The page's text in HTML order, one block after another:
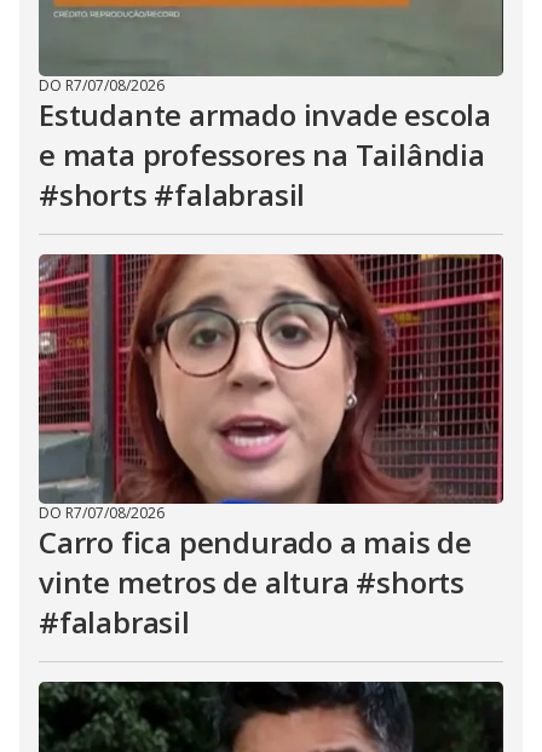
DO R7/07/08/2026
Estudante armado invade escola
e mata professores na Tailândia
#shorts #falabrasil
DO R7/07/08/2026
Carro fica pendurado a mais de
vinte metros de altura #shorts
#falabrasil